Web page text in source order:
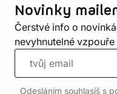
Novinky
Čerstvé info o
nevyhnutelné vzpouře
Odesláním souhlasíš s